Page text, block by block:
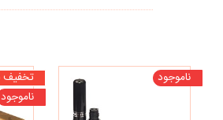
ناموجود
تخفیف 25 %
ناموجود